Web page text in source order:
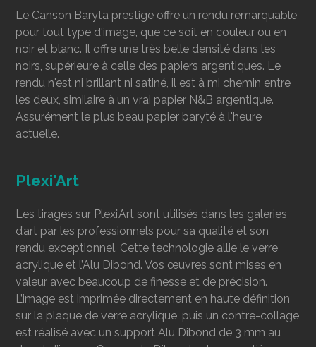
Le Canson Baryta prestige offre un rendu remarquable
pour tout type d'image, que ce soit en couleur ou en
noir et blanc. Il offre une très belle densité dans les
noirs, supérieure à celle des papiers argentiques. Le
rendu n'est ni brillant ni satiné, il est à mi chemin entre
les deux, similaire à un vrai papier N&B argentique.
Assurément le plus beau papier baryté à l'heure
actuelle.
Plexi'Art
Les tirages sur Plexi’Art sont utilisés dans les galeries
d’art par les professionnels pour sa qualité et son
rendu exceptionnel. Cette technologie allie le verre
acrylique et l’Alu Dibond. Vos œuvres sont mises en
valeur avec beaucoup de finesse et de précision.
L’image est imprimée directement en haute définition
sur la plaque de verre acrylique, puis un contre-collage
est réalisé avec un support Alu Dibond de 3 mm au